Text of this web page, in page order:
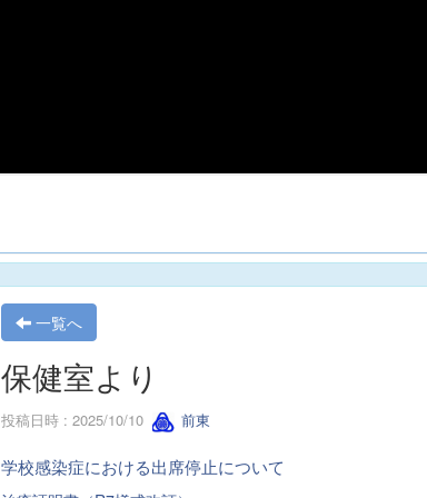
一覧へ
保健室より
投稿日時 : 2025/10/10 前東
学校感染症における出席停止について